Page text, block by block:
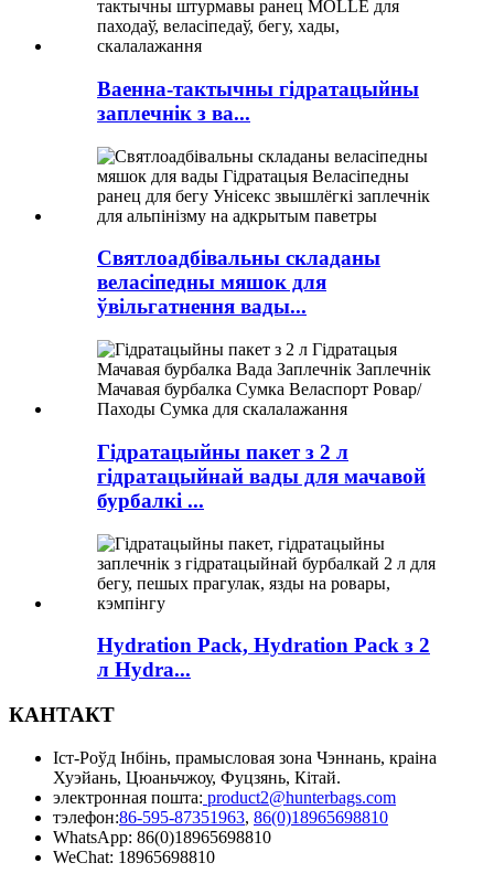
Ваенна-тактычны гідратацыйны
заплечнік з ва...
Святлоадбівальны складаны
веласіпедны мяшок для
ўвільгатнення вады...
Гідратацыйны пакет з 2 л
гідратацыйнай вады для мачавой
бурбалкі ...
Hydration Pack, Hydration Pack з 2
л Hydra...
КАНТАКТ
Іст-Роўд Інбінь, прамысловая зона Чэннань, краіна
Хуэйань, Цюаньчжоу, Фуцзянь, Кітай.
электронная пошта: product2@hunterbags.com
тэлефон:86-595-87351963, 86(0)18965698810
WhatsApp: 86(0)18965698810
WeChat: 18965698810